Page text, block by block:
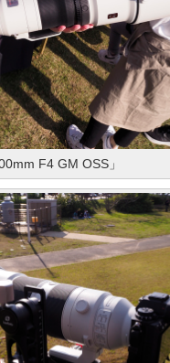
F4 GM OSS」